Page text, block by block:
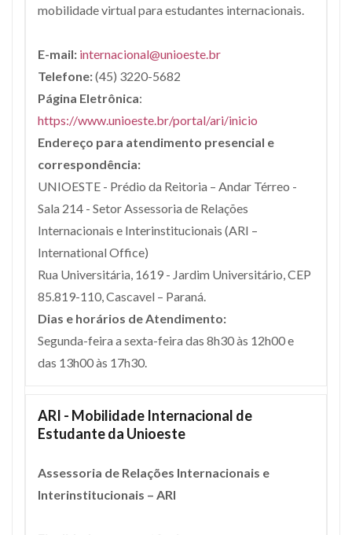
mobilidade virtual para estudantes internacionais.
E-mail: internacional@unioeste.br
Telefone:(45) 3220-5682
Página Eletrônica:
https://www.unioeste.br/portal/ari/inicio
Endereço para atendimento presencial e
correspondência:
UNIOESTE - Prédio da Reitoria – Andar Térreo -
Sala 214 - Setor Assessoria de Relações
Internacionais e Interinstitucionais (ARI –
International Office)
Rua Universitária, 1619 - Jardim Universitário, CEP
85.819-110, Cascavel – Paraná.
Dias e horários de Atendimento:
Segunda-feira a sexta-feira das 8h30 às 12h00 e
das 13h00 às 17h30.
ARI - Mobilidade Internacional de
Estudante da Unioeste
Assessoria de Relações Internacionais e
Interinstitucionais – ARI